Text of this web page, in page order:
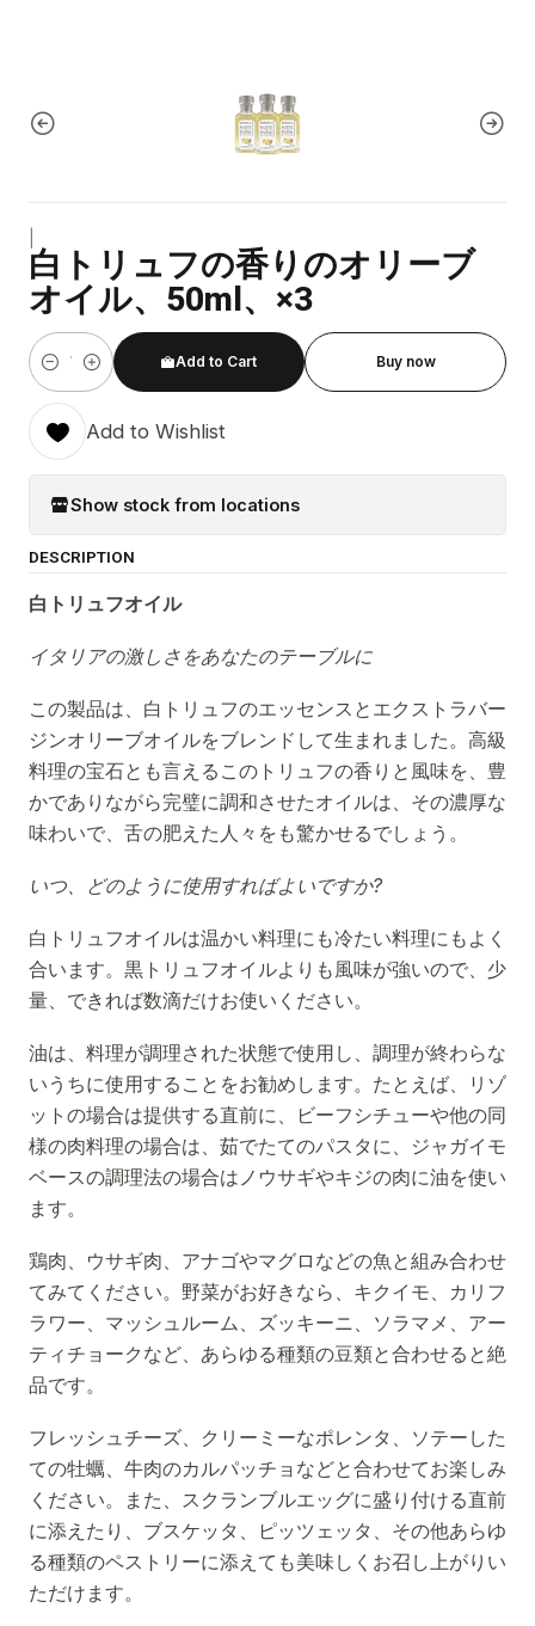
白トリュフの香りのオリーブ
オイル、50ml、×3
Quantity
Add to Cart Buy now
Add to Wishlist
Show stock from locations
DESCRIPTION
白トリュフオイル
イタリアの激しさをあなたのテーブルに
この製品は、白トリュフのエッセンスとエクストラバー
ジンオリーブオイルをブレンドして生まれました。高級
料理の宝石とも言えるこのトリュフの香りと風味を、豊
かでありながら完璧に調和させたオイルは、その濃厚な
味わいで、舌の肥えた人々をも驚かせるでしょう。
いつ、どのように使用すればよいですか?
白トリュフオイルは温かい料理にも冷たい料理にもよく
合います。黒トリュフオイルよりも風味が強いので、少
量、できれば数滴だけお使いください。
油は、料理が調理された状態で使用し、調理が終わらな
いうちに使用することをお勧めします。たとえば、リゾ
ットの場合は提供する直前に、ビーフシチューや他の同
様の肉料理の場合は、茹でたてのパスタに、ジャガイモ
ベースの調理法の場合はノウサギやキジの肉に油を使い
ます。
鶏肉、ウサギ肉、アナゴやマグロなどの魚と組み合わせ
てみてください。野菜がお好きなら、キクイモ、カリフ
ラワー、マッシュルーム、ズッキーニ、ソラマメ、アー
ティチョークなど、あらゆる種類の豆類と合わせると絶
品です。
フレッシュチーズ、クリーミーなポレンタ、ソテーした
ての牡蠣、牛肉のカルパッチョなどと合わせてお楽しみ
ください。また、スクランブルエッグに盛り付ける直前
に添えたり、ブスケッタ、ピッツェッタ、その他あらゆ
る種類のペストリーに添えても美味しくお召し上がりい
ただけます。